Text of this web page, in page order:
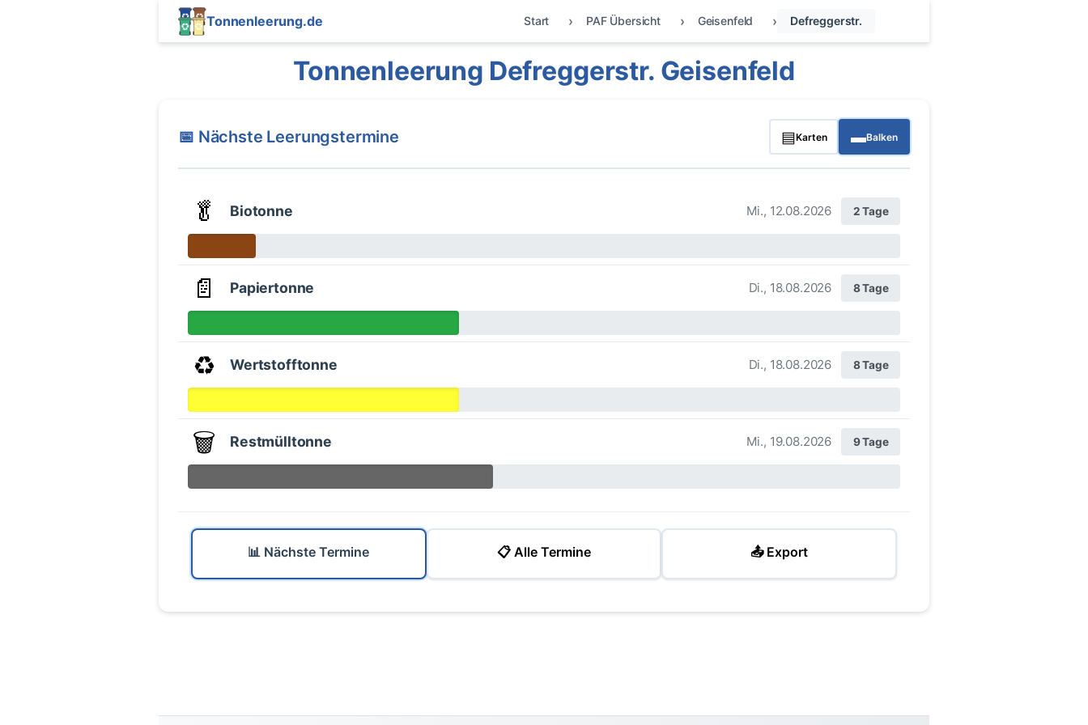
Tonnenleerung.de Start PAF Übersicht Geisenfeld Defreggerstr.
Tonnenleerung Defreggerstr. Geisenfeld
📅 Nächste Leerungstermine ▤Karten ▬Balken
🥬 Biotonne Mi., 12.08.2026 2 Tage
📄 Papiertonne Di., 18.08.2026 8 Tage
♻️ Wertstofftonne Di., 18.08.2026 8 Tage
🗑️ Restmülltonne Mi., 19.08.2026 9 Tage
📊 Nächste Termine 📋 Alle Termine 📤 Export